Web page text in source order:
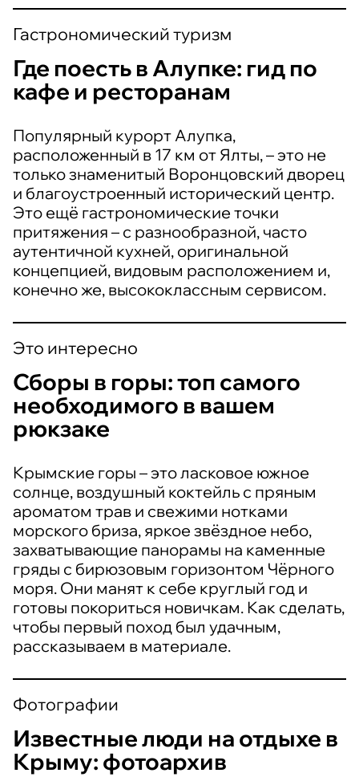
Гастрономический туризм
Где поесть в Алупке: гид по
кафе и ресторанам
Популярный курорт Алупка,
расположенный в 17 км от Ялты, – это не
только знаменитый Воронцовский дворец
и благоустроенный исторический центр.
Это ещё гастрономические точки
притяжения – с разнообразной, часто
аутентичной кухней, оригинальной
концепцией, видовым расположением и,
конечно же, высококлассным сервисом.
Это интересно
Сборы в горы: топ самого
необходимого в вашем
рюкзаке
Крымские горы – это ласковое южное
солнце, воздушный коктейль с пряным
ароматом трав и свежими нотками
морского бриза, яркое звёздное небо,
захватывающие панорамы на каменные
гряды с бирюзовым горизонтом Чёрного
моря. Они манят к себе круглый год и
готовы покориться новичкам. Как сделать,
чтобы первый поход был удачным,
рассказываем в материале.
Фотографии
Известные люди на отдыхе в
Крыму: фотоархив